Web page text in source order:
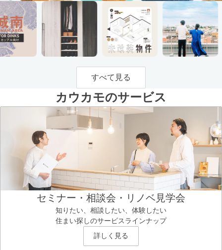
すべて見る
カウカモのサービス
セミナー・相談会・リノベ見学会
知りたい、相談したい、体験したい
住まい探しのサービスラインナップ
詳しく見る